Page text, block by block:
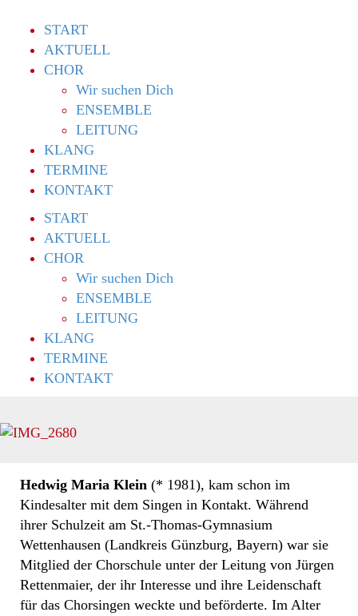
START
AKTUELL
CHOR
Wir suchen Dich
ENSEMBLE
LEITUNG
KLANG
TERMINE
KONTAKT
START
AKTUELL
CHOR
Wir suchen Dich
ENSEMBLE
LEITUNG
KLANG
TERMINE
KONTAKT
Hedwig Maria Klein (* 1981), kam schon im
Kindesalter mit dem Singen in Kontakt. Während
ihrer Schulzeit am St.-Thomas-Gymnasium
Wettenhausen (Landkreis Günzburg, Bayern) war sie
Mitglied der Chorschule unter der Leitung von Jürgen
Rettenmaier, der ihr Interesse und ihre Leidenschaft
für das Chorsingen weckte und beförderte. Im Alter